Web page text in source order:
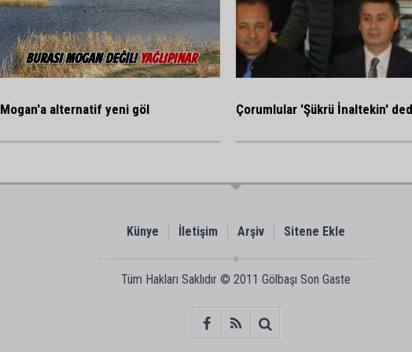
Çorumlular 'Şükrü İnaltekin'
Mogan'a alternatif yeni göl
Künye İletişim Arşiv Sitene Ekle
Tüm Hakları Saklıdır © 2011 Gölbaşı Son Gaste